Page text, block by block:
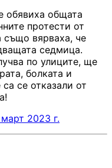
обявиха общата
протести от
също вярваха, че
седмица.
по улиците, ще
болката и
се отказали от
2023 г.